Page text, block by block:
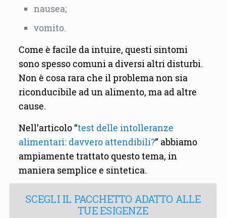
nausea;
vomito.
Come è facile da intuire, questi sintomi
sono spesso comuni a diversi altri disturbi.
Non è cosa rara che il problema non sia
riconducibile ad un alimento, ma ad altre
cause.
Nell’articolo “test delle intolleranze
alimentari: davvero attendibili?” abbiamo
ampiamente trattato questo tema, in
maniera semplice e sintetica.
SCEGLI IL PACCHETTO ADATTO ALLE
TUE ESIGENZE